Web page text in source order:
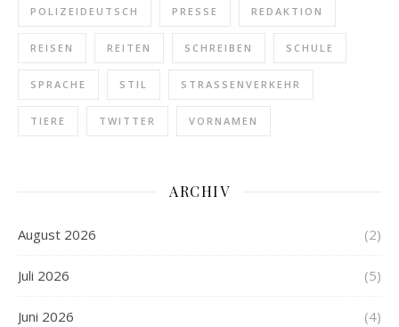
POLIZEIDEUTSCH PRESSE REDAKTION
REISEN REITEN SCHREIBEN SCHULE
SPRACHE STIL STRASSENVERKEHR
TIERE TWITTER VORNAMEN
ARCHIV
August 2026 (2)
Juli 2026 (5)
Juni 2026 (4)